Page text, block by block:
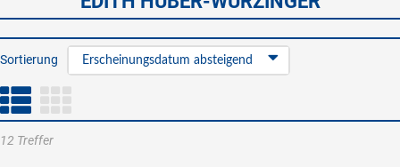
Sortierung Erscheinungsdatum absteigend
12 Treffer